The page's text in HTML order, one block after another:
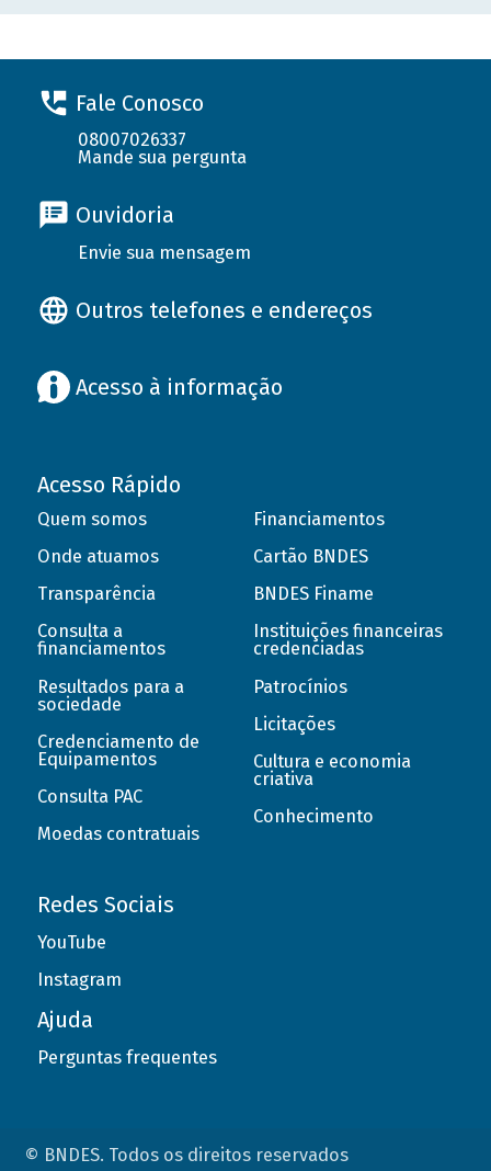
Fale Conosco
08007026337
Mande sua pergunta
Ouvidoria
Envie sua mensagem
Outros telefones e endereços
Acesso à informação
Acesso Rápido
Quem somos
Onde atuamos
Transparência
Consulta a
financiamentos
Resultados para a
sociedade
Credenciamento de
Equipamentos
Consulta PAC
Moedas contratuais
Financiamentos
Cartão BNDES
BNDES Finame
Instituições financeiras
credenciadas
Patrocínios
Licitações
Cultura e economia
criativa
Conhecimento
Redes Sociais
YouTube
Instagram
Ajuda
Perguntas frequentes
© BNDES. Todos os direitos reservados